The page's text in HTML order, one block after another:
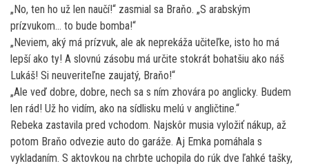
„No, ten ho už len naučí!“ zasmial sa Braňo. „S arabským
prízvukom… to bude bomba!“
„Neviem, aký má prízvuk, ale ak neprekáža učiteľke, isto ho má
lepší ako ty! A slovnú zásobu má určite stokrát bohatšiu ako náš
Lukáš! Si neuveriteľne zaujatý, Braňo!“
„Ale veď dobre, dobre, nech sa s ním zhovára po anglicky. Budem
len rád! Už ho vidím, ako na sídlisku melú v angličtine.“
Rebeka zastavila pred vchodom. Najskôr musia vyložiť nákup, až
potom Braňo odvezie auto do garáže. Aj Emka pomáhala s
vykladaním. S aktovkou na chrbte uchopila do rúk dve ľahké tašky,